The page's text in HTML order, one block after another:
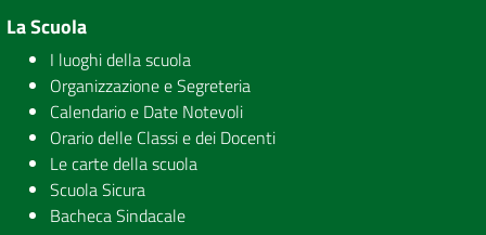
La Scuola
I luoghi della scuola
Organizzazione e Segreteria
Calendario e Date Notevoli
Orario delle Classi e dei Docenti
Le carte della scuola
Scuola Sicura
Bacheca Sindacale